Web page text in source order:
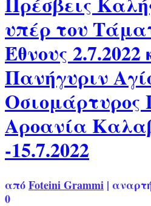
υπέρ του
Έθνους
Πανήγυριν
Οσιομάρτυρος
Αροανία
-15.7.2022
απόFoteini Grammi |
0